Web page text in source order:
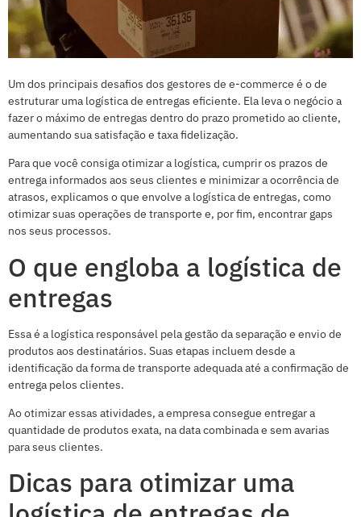
Um dos principais desafios dos gestores de e-commerce é o de
estruturar uma logística de entregas eficiente. Ela leva o negócio a
fazer o máximo de entregas dentro do prazo prometido ao cliente,
aumentando sua satisfação e taxa fidelização.
Para que você consiga otimizar a logística, cumprir os prazos de
entrega informados aos seus clientes e minimizar a ocorrência de
atrasos, explicamos o que envolve a logística de entregas, como
otimizar suas operações de transporte e, por fim, encontrar gaps
nos seus processos.
O que engloba a logística de
entregas
Essa é a logística responsável pela gestão da separação e envio de
produtos aos destinatários. Suas etapas incluem desde a
identificação da forma de transporte adequada até a confirmação de
entrega pelos clientes.
Ao otimizar essas atividades, a empresa consegue entregar a
quantidade de produtos exata, na data combinada e sem avarias
para seus clientes.
Dicas para otimizar uma